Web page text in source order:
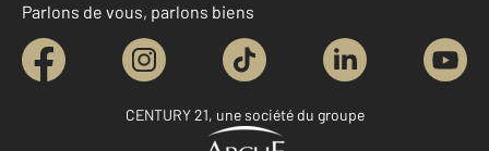
Parlons de vous, parlons biens
CENTURY 21, une société du groupe